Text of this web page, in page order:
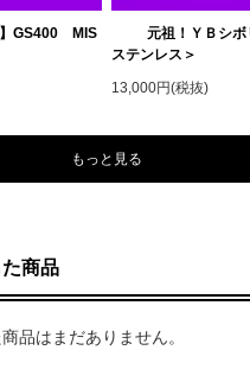
】GS400 MIS
元祖！ＹＢシボ
ステンレス＞
13,000円(税抜)
もっと見る
商品
品はまだありません。